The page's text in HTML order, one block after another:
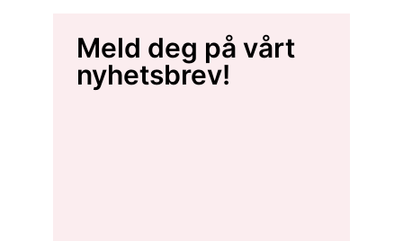
Meld deg på vårt
nyhetsbrev!